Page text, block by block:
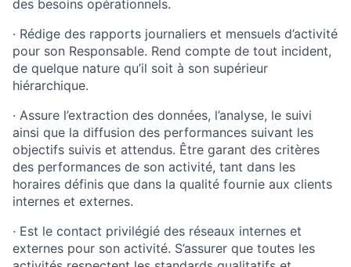
des besoins opérationnels.
· Rédige des rapports journaliers et mensuels d’activité
pour son Responsable. Rend compte de tout incident,
de quelque nature qu’il soit à son supérieur
hiérarchique.
· Assure l’extraction des données, l’analyse, le suivi
ainsi que la diffusion des performances suivant les
objectifs suivis et attendus. Être garant des critères
des performances de son activité, tant dans les
horaires définis que dans la qualité fournie aux clients
internes et externes.
· Est le contact privilégié des réseaux internes et
externes pour son activité. S’assurer que toutes les